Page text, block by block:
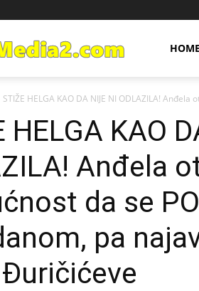
Media
HOME
STIŽE HELGA KAO DA NIJE NI ODLAZILA! Anđela
HELGA KAO
Anđela
da se
pa